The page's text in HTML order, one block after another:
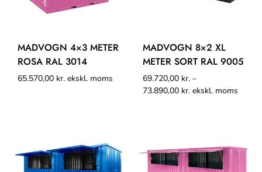
MADVOGN 4×3 METER
ROSA RAL 3014
65.570,00 kr. ekskl. moms
MADVOGN 8×2 XL
METER SORT RAL 9005
69.720,00 kr. –
73.890,00 kr. ekskl. moms